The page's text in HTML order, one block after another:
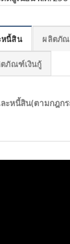
หนี้สิน ผลิตภัณ
ภัณฑ์เงินกู้
ะหนี้สิน(ตามกฎกร